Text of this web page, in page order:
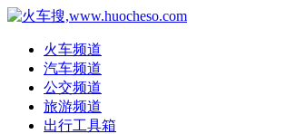
火车频道
汽车频道
公交频道
旅游频道
出行工具箱